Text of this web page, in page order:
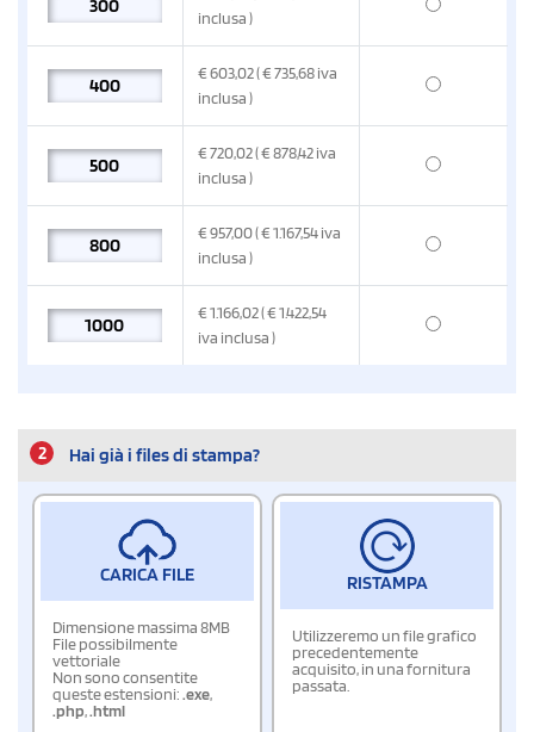
inclusa)
€603,02( € 735,68iva
inclusa)
€720,02( € 878,42iva
inclusa)
€957,00( € 1.167,54iva
inclusa)
€1.166,02( € 1.422,54
iva inclusa)
2 Hai già i files di stampa?
CARICA FILE
Dimensione massima 8MB
File possibilmente
vettoriale
Non sono consentite
queste estensioni:.exe,
.php,.html
RISTAMPA
Utilizzeremo un file grafico
precedentemente
acquisito, in una fornitura
passata.